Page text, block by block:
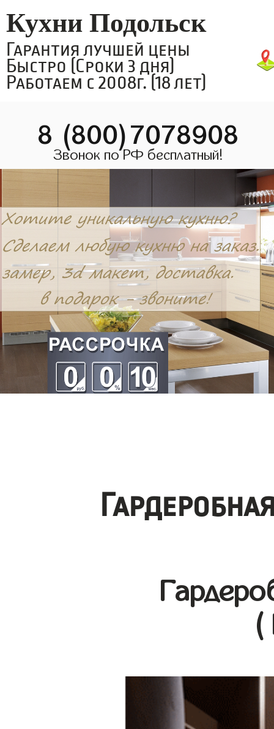
Кухни Подольск
Гарантия лучшей цены
Быстро (Сроки 3 дня)
Работаем с 2008г. (18 лет)
8 (800)7078908
Звонок по РФ бесплатный!
(